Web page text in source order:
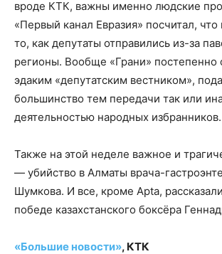
вроде КТК, важны именно людские
«Первый канал Евразия» посчитал,
то, как депутаты отправились из-за
регионы. Вообще «Грани» постепенно
эдаким «депутатским вестником»,
большинство тем передачи так или
деятельностью народных избранников.
Также на этой неделе важное и
— убийство в Алматы врача-
Шумкова. И все, кроме Apta,
победе казахстанского боксёра
«Большие новости», КТК